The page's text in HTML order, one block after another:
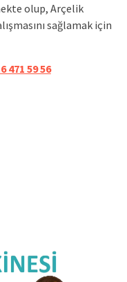
olup, Arçelik
sağlamak için
471 59 56